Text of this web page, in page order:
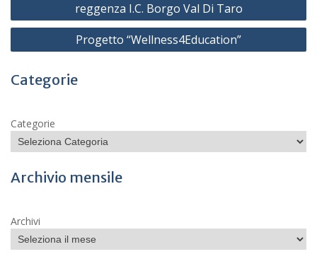
reggenza I.C. Borgo Val Di Taro
Progetto “Wellness4Education”
Categorie
Categorie
Archivio mensile
Archivi